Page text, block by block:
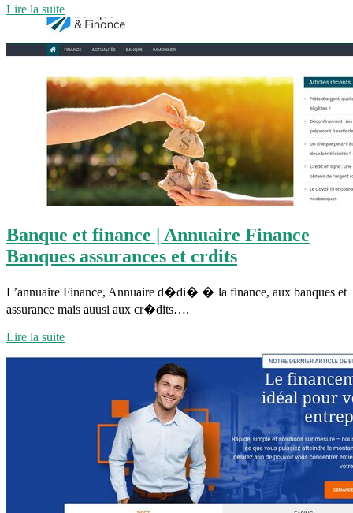
Lire la suite
Banque et finance | Annuaire Finance
Banques assurances et crdits
L’annuaire Finance, Annuaire d�di� � la finance, aux banques et
assurance mais auusi aux cr�dits….
Lire la suite